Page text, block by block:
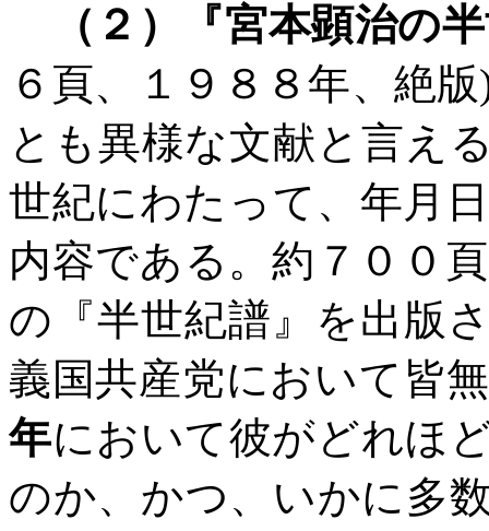
（２）『宮本顕治の
６頁、１９８８年、絶版
とも異様な文献と言え
世紀にわたって、年月
内容である。約７００
の『半世紀譜』を出版
義国共産党において皆
年において彼がどれほ
のか、かつ、いかに多